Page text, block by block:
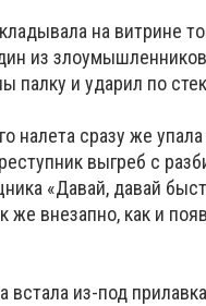
на витрине
из
палку и ударил по
налета сразу же
выгреб с
«Давай, давай
же внезапно, как и
из-под